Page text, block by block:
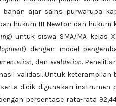
bahan ajar sains purwarupa
hukum III Newton dan hukum
) untuk siswa SMA/MA kelas
) dengan model
dan evaluation.
validasi. Untuk
didik digunakan instrumen
persentase rata-rata